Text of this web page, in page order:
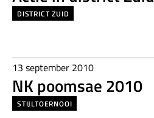
DISTRICT ZUID
13 september 2010
NK poomsae 2010
STIJLTOERNOOI